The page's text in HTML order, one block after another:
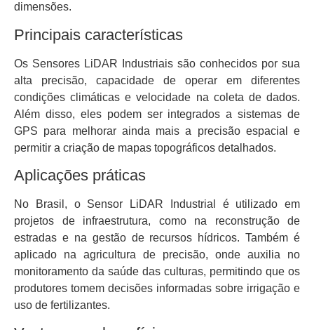
dimensões.
Principais características
Os Sensores LiDAR Industriais são conhecidos por sua
alta precisão, capacidade de operar em diferentes
condições climáticas e velocidade na coleta de dados.
Além disso, eles podem ser integrados a sistemas de
GPS para melhorar ainda mais a precisão espacial e
permitir a criação de mapas topográficos detalhados.
Aplicações práticas
No Brasil, o Sensor LiDAR Industrial é utilizado em
projetos de infraestrutura, como na reconstrução de
estradas e na gestão de recursos hídricos. Também é
aplicado na agricultura de precisão, onde auxilia no
monitoramento da saúde das culturas, permitindo que os
produtores tomem decisões informadas sobre irrigação e
uso de fertilizantes.